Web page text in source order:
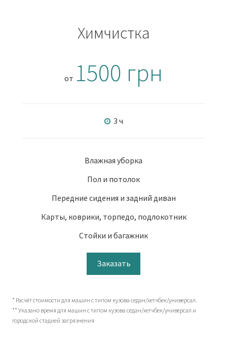
Химчистка
от 1500 грн
3 ч
Влажная уборка
Пол и потолок
Передние сидения и задний диван
Карты, коврики, торпедо, подлокотник
Стойки и багажник
Заказать
* Расчёт стоимости для машин с типом кузова седан/хетчбек/универсал.
** Указано время для машин с типом кузова седан/хетчбек/универсал и
городской стадией загрязнения